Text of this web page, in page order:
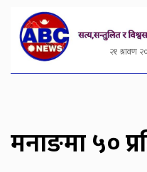
२१ श्रावण
मनाङमा ५०